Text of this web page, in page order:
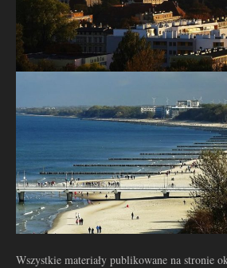
Wszystkie materiały publikowane na stronie